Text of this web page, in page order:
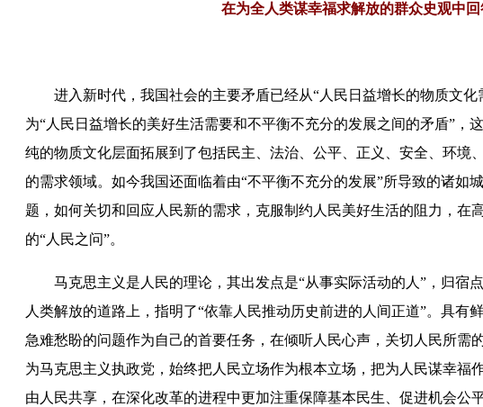
在为全人类谋幸福求解放的群众史观中
进入新时代，我国社会的主要矛盾已经从“人民日益增长的物质文化
为“人民日益增长的美好生活需要和不平衡不充分的发展之间的矛盾”，
纯的物质文化层面拓展到了包括民主、法治、公平、正义、安全、环境
的需求领域。如今我国还面临着由“不平衡不充分的发展”所导致的诸如
题，如何关切和回应人民新的需求，克服制约人民美好生活的阻力，在
的“人民之问”。
马克思主义是人民的理论，其出发点是“从事实际活动的人”，归宿
人类解放的道路上，指明了“依靠人民推动历史前进的人间正道”。具有
急难愁盼的问题作为自己的首要任务，在倾听人民心声，关切人民所需
为马克思主义执政党，始终把人民立场作为根本立场，把为人民谋幸福
由人民共享，在深化改革的进程中更加注重保障基本民生、促进机会公